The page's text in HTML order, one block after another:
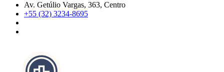
Av. Getúlio Vargas, 363, Centro
+55 (32) 3234-8695